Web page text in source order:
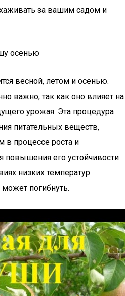
за вашим садом и
осенью
весной, летом и осенью.
важно, так как оно влияет на
урожая. Эта процедура
питательных веществ,
в процессе роста и
повышения его устойчивости
низких температур
погибнуть.